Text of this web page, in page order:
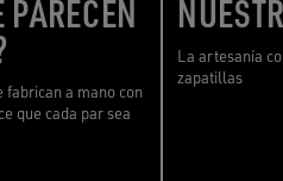
fabrican a mano con
que cada par sea
La artesanía
zapatillas